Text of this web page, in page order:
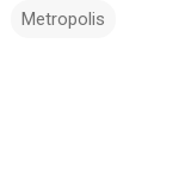
Metropolis